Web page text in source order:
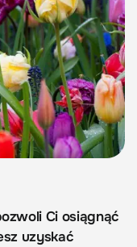
Ci osiągnąć
uzyskać